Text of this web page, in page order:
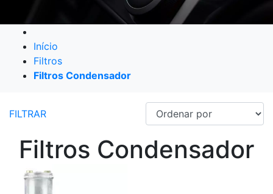
Início
Filtros
Filtros Condensador
FILTRAR
Filtros Condensador